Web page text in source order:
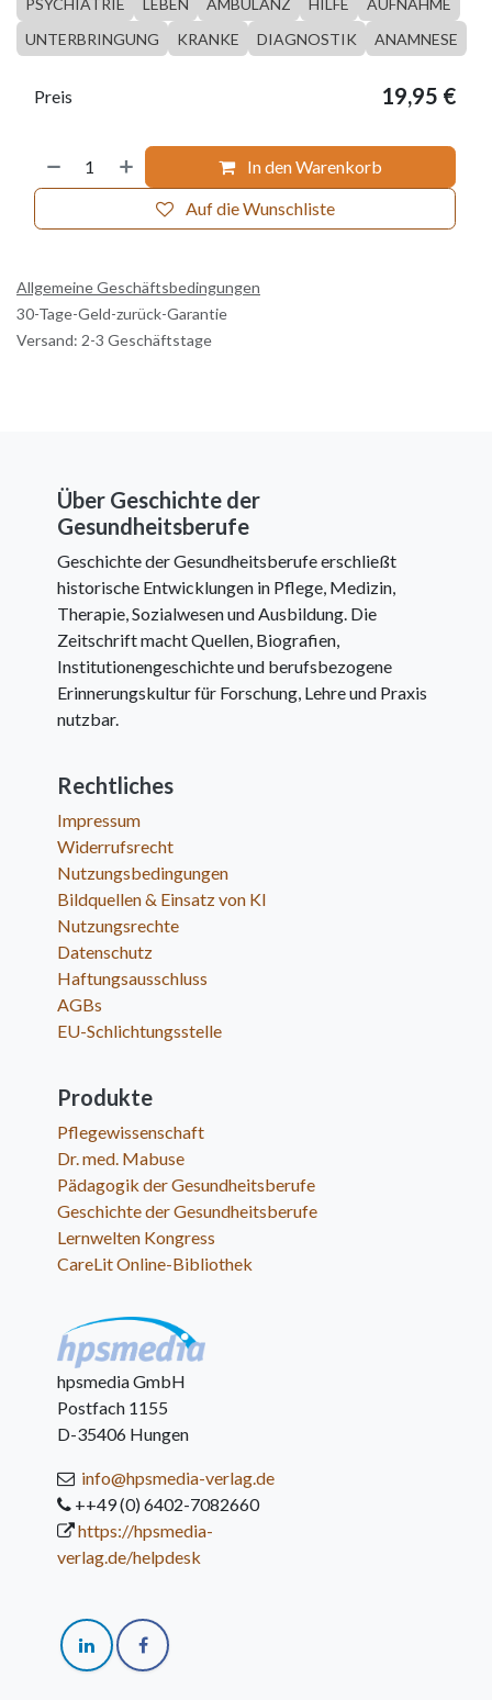
UNTERBRINGUNG
KRANKE DIAGNOSTIK ANAMNESE
In den Warenkorb
Auf die Wunschliste
Preis 19,95 €
Allgemeine Geschäftsbedingungen
30-Tage-Geld-zurück-Garantie
Versand: 2-3 Geschäftstage
Über Geschichte der
Gesundheitsberufe
Geschichte der Gesundheitsberufe erschließt
historische Entwicklungen in Pflege, Medizin,
Therapie, Sozialwesen und Ausbildung. Die
Zeitschrift macht Quellen, Biografien,
Institutionengeschichte und berufsbezogene
Erinnerungskultur für Forschung, Lehre und Praxis
nutzbar.
Rechtliches
Impressum
Widerrufsrecht
Nutzungsbedingungen
Bildquellen & Einsatz von KI
Nutzungsrechte
Datenschutz
Haftungsausschluss
AGBs
EU-Schlichtungsstelle
Produkte
Pflegewissenschaft
Dr. med. Mabuse
Pädagogik der Gesundheitsberufe
Geschichte der Gesundheitsberufe
Lernwelten Kongress
CareLit Online-Bibliothek
hpsmedia GmbH
Postfach 1155
D-35406 Hungen
info@hpsmedia-verlag.de
++49 (0) 6402-7082660
https://hpsmedia-
verlag.de/helpdesk